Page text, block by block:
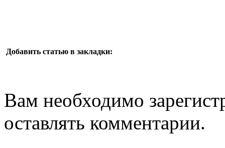
Добавить статью в закладки:
Вам необходимо
оставлять комментарии.